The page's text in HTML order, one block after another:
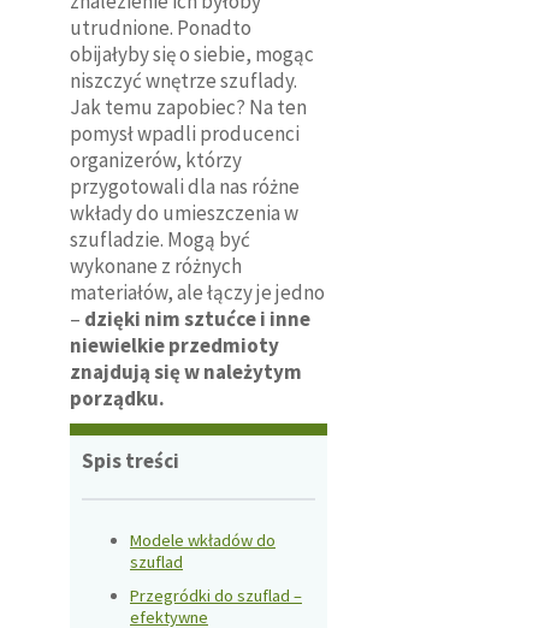
utrudnione. Ponadto
obijałyby się o siebie, mogąc
niszczyć wnętrze szuflady.
Jak temu zapobiec? Na ten
pomysł wpadli producenci
organizerów, którzy
przygotowali dla nas różne
wkłady do umieszczenia w
szufladzie. Mogą być
wykonane z różnych
materiałów, ale łączy je jedno
– dzięki nim sztućce i inne
niewielkie przedmioty
znajdują się w należytym
porządku.
Spis treści
Modele wkładów do
szuflad
Przegródki do szuflad –
efektywne